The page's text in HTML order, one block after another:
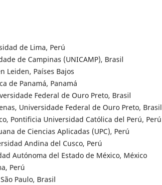
de Lima, Perú
de Campinas (UNICAMP), Brasil
Leiden, Países Bajos
de Panamá, Panamá
Federal de Ouro Preto, Brasil
Universidade Federal de Ouro Preto, Brasil
Pontificia Universidad Católica del Perú, Perú
de Ciencias Aplicadas (UPC), Perú
Andina del Cusco, Perú
Autónoma del Estado de México, México
Perú
Paulo, Brasil